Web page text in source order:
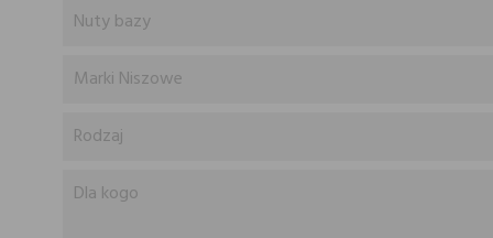
Nuty bazy
Marki Niszowe
Rodzaj
Dla kogo